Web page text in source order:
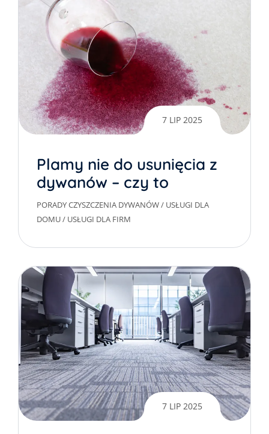
7 LIP 2025
Plamy nie do usunięcia z
dywanów – czy to
możliwe?
PORADY CZYSZCZENIA DYWANÓW/ USŁUGI DLA
DOMU/ USŁUGI DLA FIRM
7 LIP 2025